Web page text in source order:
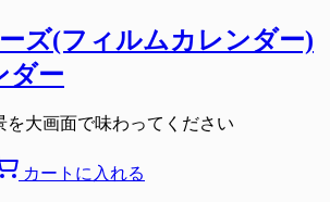
ズ(フィルムカレンダー)
ダー
を大画面で味わってください
カートに入れる